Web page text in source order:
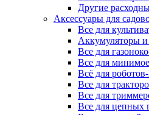
Другие
Аксессуары для
Все для
Аккумуляторы и
Все для
Все для
Всё для
Все для
Все для
Все для цепных